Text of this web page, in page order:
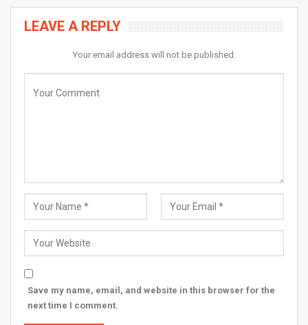
LEAVE A REPLY
Your email address will not be published.
Save my name, email, and website in this browser for the
next time I comment.